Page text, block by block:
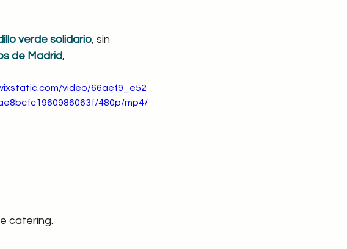
verde solidario, sin
de Madrid,
video/66aef9_e52
480p/mp4/
catering.